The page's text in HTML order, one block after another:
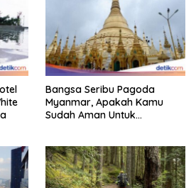
Bangsa Seribu Pagoda
Myanmar, Apakah Kamu
Sudah Aman Untuk